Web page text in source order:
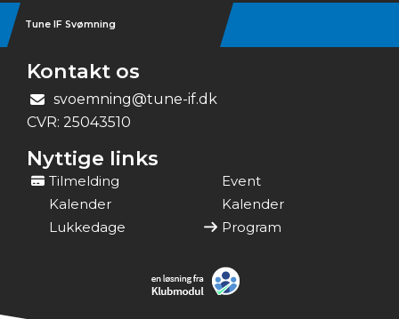
Tune IF Svømning
Kontakt os
svoemning@tune-if.dk
CVR: 25043510
Nyttige links
Tilmelding
Event
Kalender
Kalender
Lukkedage
Program